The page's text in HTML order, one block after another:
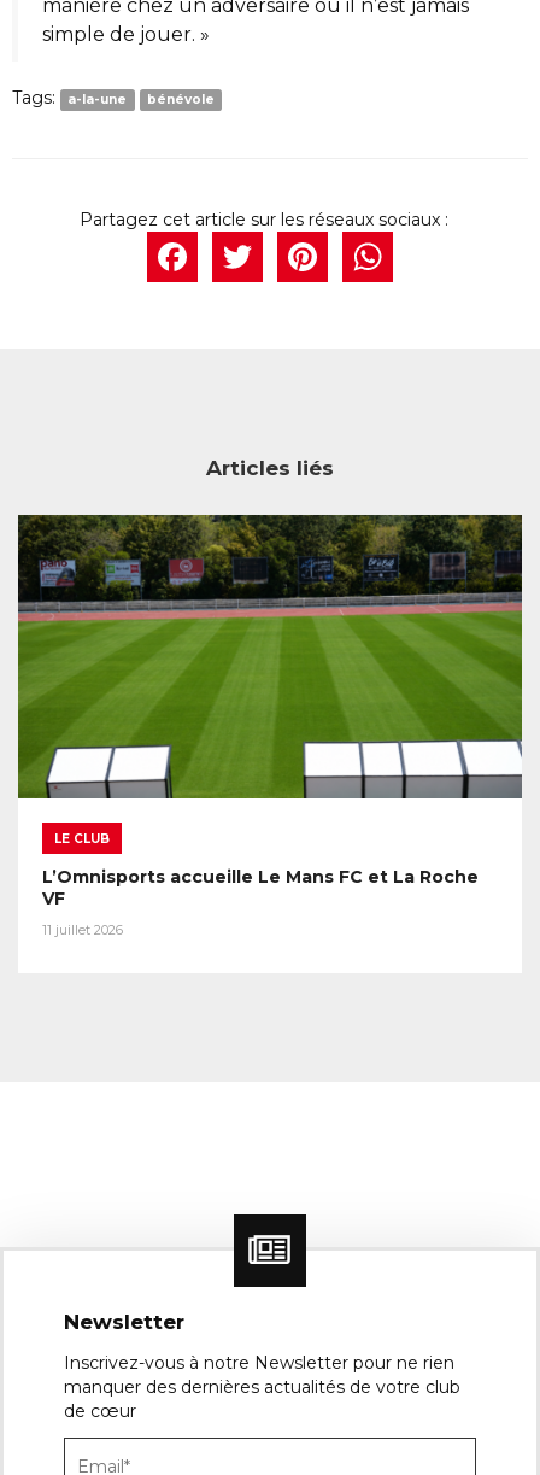
manière chez un adversaire où il n’est jamais
simple de jouer. »
Tags: a-la-une bénévole
Facebook
Twitter
Articles liés
LE CLUB
L’Omnisports accueille Le Mans FC et La Roche
VF
11 juillet 2026
Newsletter
Inscrivez-vous à notre Newsletter pour ne rien
manquer des dernières actualités de votre club
de cœur